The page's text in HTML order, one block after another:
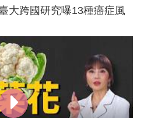
大跨國研究曝13種癌症風